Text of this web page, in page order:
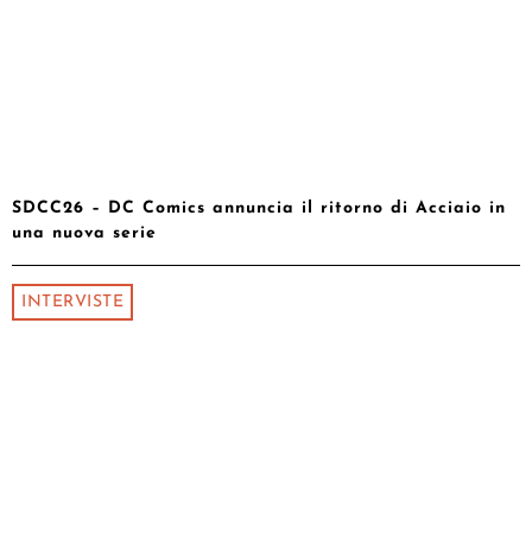
SDCC26 – DC Comics annuncia il ritorno di Acciaio in
una nuova serie
INTERVISTE